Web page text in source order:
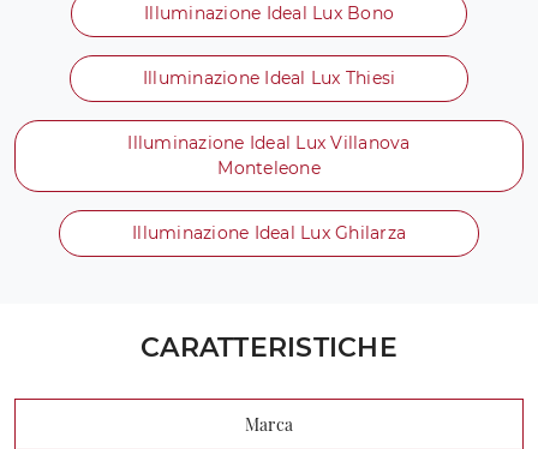
Illuminazione Ideal Lux Bono
Illuminazione Ideal Lux Thiesi
Illuminazione Ideal Lux Villanova
Monteleone
Illuminazione Ideal Lux Ghilarza
CARATTERISTICHE
Marca